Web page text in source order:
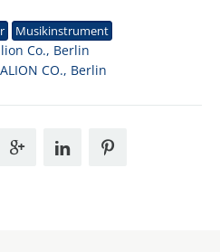
Musikinstrument
Co., Berlin
CO., Berlin